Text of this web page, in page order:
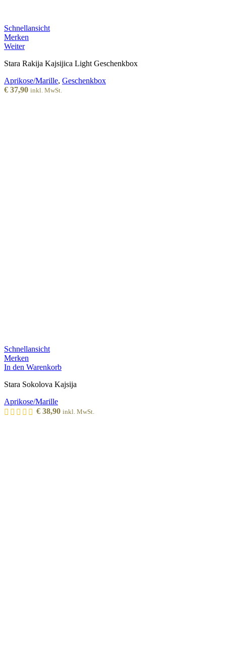
Schnellansicht
Merken
Weiter
Stara Rakija Kajsijica Light Geschenkbox
Aprikose/Marille, Geschenkbox
€ 37,90 inkl. MwSt.
Schnellansicht
Merken
In den Warenkorb
Stara Sokolova Kajsija
Aprikose/Marille
€ 38,90 inkl. MwSt.